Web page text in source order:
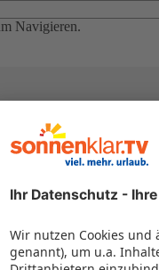
Navigieren.
und Hotel in einem
erleben!